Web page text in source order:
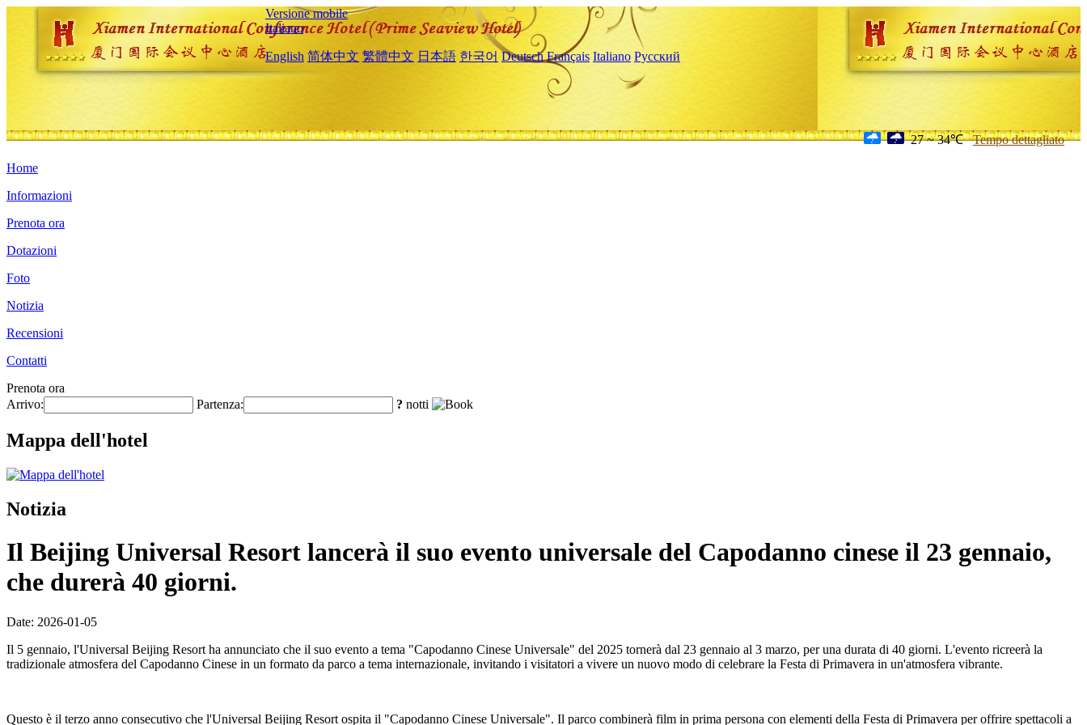
Versione mobile
Italiano
English 简体中文 繁體中文 日本語 한국어 Deutsch Français Italiano Русский
27 ~ 34℃ Tempo dettagliato
Home
Informazioni
Prenota ora
Dotazioni
Foto
Notizia
Recensioni
Contatti
Prenota ora
Arrivo:
Partenza: ? notti
Mappa dell'hotel
Notizia
Il Beijing Universal Resort lancerà il suo evento universale del Capodanno cinese il 23 gennaio,
che durerà 40 giorni.
Date: 2026-01-05
Il 5 gennaio, l'Universal Beijing Resort ha annunciato che il suo evento a tema "Capodanno Cinese Universale" del 2025 tornerà dal 23 gennaio al 3 marzo, per una durata di 40 giorni. L'evento ricreerà la
tradizionale atmosfera del Capodanno Cinese in un formato da parco a tema internazionale, invitando i visitatori a vivere un nuovo modo di celebrare la Festa di Primavera in un'atmosfera vibrante.
Questo è il terzo anno consecutivo che l'Universal Beijing Resort ospita il "Capodanno Cinese Universale". Il parco combinerà film in prima persona con elementi della Festa di Primavera per offrire spettacoli a